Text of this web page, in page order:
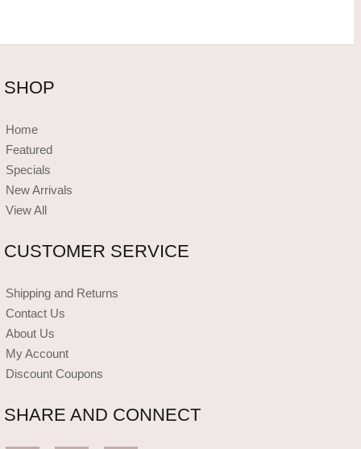
SHOP
Home
Featured
Specials
New Arrivals
View All
CUSTOMER SERVICE
Shipping and Returns
Contact Us
About Us
My Account
Discount Coupons
SHARE AND CONNECT